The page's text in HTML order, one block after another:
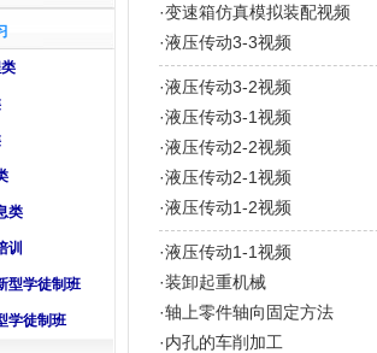
类
训
型学徒制班
学徒制班
·变速箱仿真模拟装配视频
·液压传动3-3视频
·液压传动3-2视频
·液压传动3-1视频
·液压传动2-2视频
·液压传动2-1视频
·液压传动1-2视频
·液压传动1-1视频
·装卸起重机械
·轴上零件轴向固定方法
·内孔的车削加工